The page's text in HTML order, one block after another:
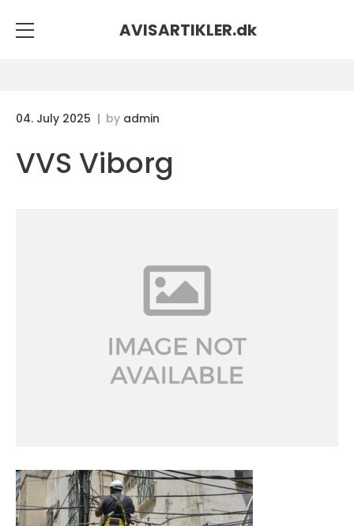
AVISARTIKLER.dk
04. July 2025 by admin
VVS Viborg